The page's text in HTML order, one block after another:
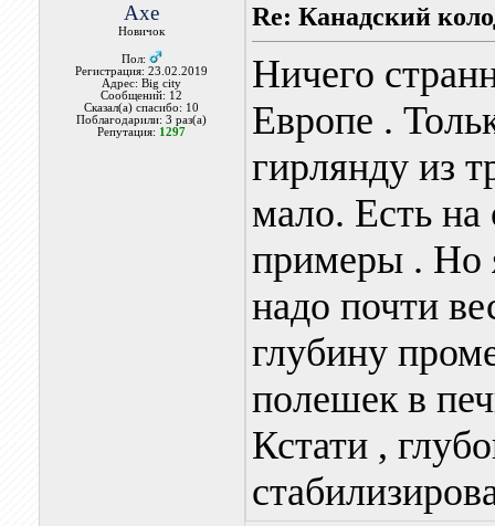
Axe
Новичок
Пол:
Регистрация: 23.02.2019
Адрес: Big city
Сообщений: 12
Сказал(а) спасибо: 10
Поблагодарили: 3 раз(а)
Репутация: 1297
Re: Канадский
Ничего
Европе .
гирлянду из
мало. Есть
примеры . Но
надо почти
глубину
полешек в
Кстати ,